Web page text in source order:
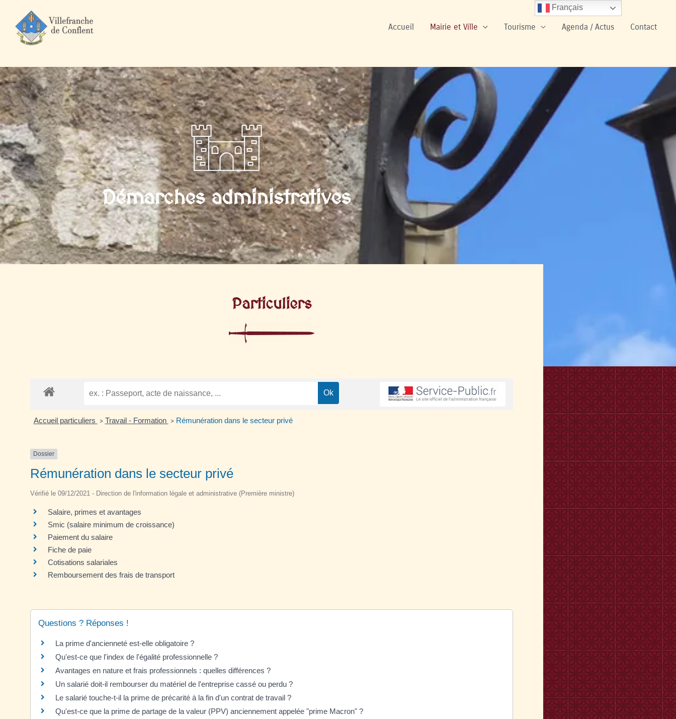
Accueil Mairie et Ville Tourisme Agenda / Actus Contact
Démarches administratives
Particuliers
Accueil particuliers > Travail - Formation > Rémunération dans le secteur privé
Dossier
Rémunération dans le secteur privé
Vérifié le 09/12/2021 - Direction de l'information légale et administrative (Première ministre)
Salaire, primes et avantages
Smic (salaire minimum de croissance)
Paiement du salaire
Fiche de paie
Cotisations salariales
Remboursement des frais de transport
Questions ? Réponses !
La prime d'ancienneté est-elle obligatoire ?
Qu'est-ce que l'index de l'égalité professionnelle ?
Avantages en nature et frais professionnels : quelles différences ?
Un salarié doit-il rembourser du matériel de l'entreprise cassé ou perdu ?
Le salarié touche-t-il la prime de précarité à la fin d'un contrat de travail ?
Qu'est-ce que la prime de partage de la valeur (PPV) anciennement appelée "prime Macron" ?
Français